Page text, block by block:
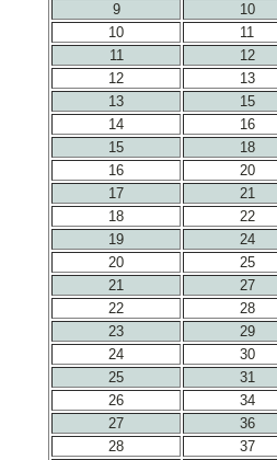
9
10
10
11
11
12
12
13
13
15
14
16
15
18
16
20
17
21
18
22
19
24
20
25
21
27
22
28
23
29
24
30
25
31
26
34
27
36
28
37